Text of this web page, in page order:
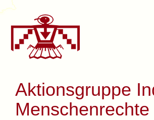
Aktionsgruppe
Menschenrechte